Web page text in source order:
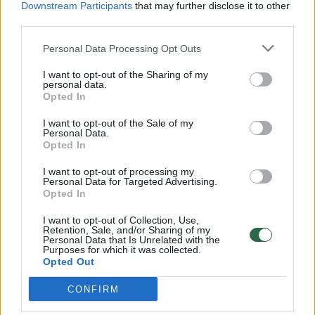
Downstream Participants that may further disclose it to other
Personal Data Processing Opt Outs
I want to opt-out of the Sharing of my
personal data.
Opted In
I want to opt-out of the Sale of my
Personal Data.
Opted In
I want to opt-out of processing my
Personal Data for Targeted Advertising.
Opted In
I want to opt-out of Collection, Use,
Retention, Sale, and/or Sharing of my
Personal Data that Is Unrelated with the
Purposes for which it was collected.
Opted Out
CONFIRM
00:00:57
Savaitės vidurys nusimato karštas: temperatūra kils iki
32 laipsnių šilumos
Žinios | Orai
V. Zalužno pasisakymą laiko bandymu įsitvirtinti
Ukrainos politikoje: jis yra neteisus
savaitę: karščiai atsitrauks
Žinios | Orai